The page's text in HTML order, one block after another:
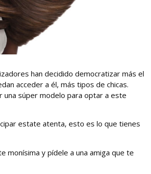
han decidido democratizar más el
acceder a él, más tipos de chicas.
una súper modelo para optar a este
estate atenta, esto es lo que tienes
monísima y pídele a una amiga que te